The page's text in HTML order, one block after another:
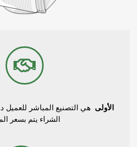
الأولى هي التصنيع المباشر
الشراء يتم بسعر